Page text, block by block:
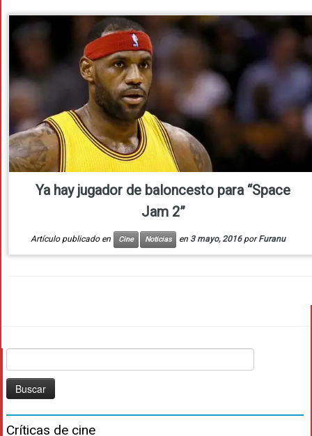
Ya hay jugador de baloncesto para “Space
Jam 2”
Artículo publicado en Cine Noticias en 3 mayo, 2016 porFuranu
Críticas de cine